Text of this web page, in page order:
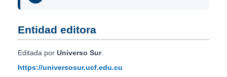
Entidad editora
Editada por Universo Sur.
https://universosur.ucf.edu.cu